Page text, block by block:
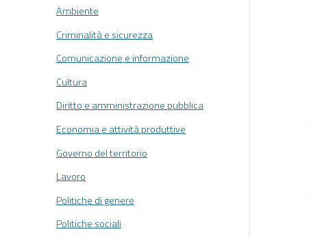
Ambiente
Criminalità e sicurezza
Comunicazione e informazione
Cultura
Diritto e amministrazione pubblica
Economia e attività produttive
Governo del territorio
Lavoro
Politiche di genere
Politiche sociali